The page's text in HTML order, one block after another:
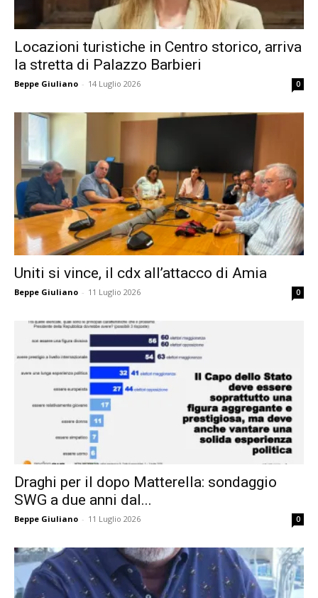
Locazioni turistiche in Centro storico, arriva
la stretta di Palazzo Barbieri
Beppe Giuliano - 14 Luglio 2026 0
Uniti si vince, il cdx all’attacco di Amia
Beppe Giuliano - 11 Luglio 2026 0
Draghi per il dopo Matterella: sondaggio
SWG a due anni dal...
Beppe Giuliano - 11 Luglio 2026 0